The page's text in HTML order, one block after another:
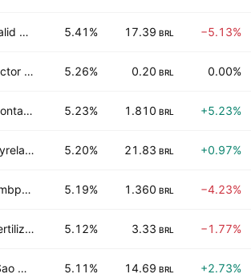
Valid Solucoes SA 5.41% 17.39 BRL −5.13%
Fictor Alimentos SA 5.26% 0.20 BRL 0.00%
Contax Participacoes SA 5.23% 1.810 BRL +5.23%
Cyrela Brazil Realty SA Empreendimentos e Participacoes 5.20% 21.83 BRL +0.97%
Embpar Participacoes SA 5.19% 1.360 BRL −4.23%
Fertilizantes Heringer S.A. 5.12% 3.33 BRL −1.77%
Sao Martinho S.A. 5.11% 14.69 BRL +2.73%